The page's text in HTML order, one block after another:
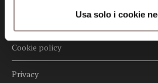
Usa solo i cookie
Cookie policy
Privacy